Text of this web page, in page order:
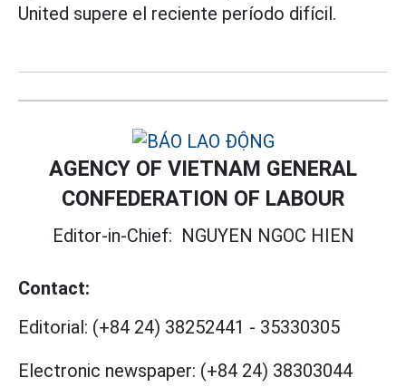
United supere el reciente período difícil.
AGENCY OF VIETNAM GENERAL
CONFEDERATION OF LABOUR
Editor-in-Chief: NGUYEN NGOC HIEN
Contact:
Editorial: (+84 24) 38252441 - 35330305
Electronic newspaper: (+84 24) 38303044